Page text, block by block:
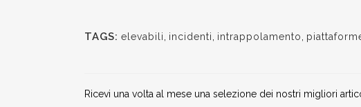
TAGS: elevabili incidenti intrappolamento
Ricevi una volta al mese una selezione dei nostri migliori